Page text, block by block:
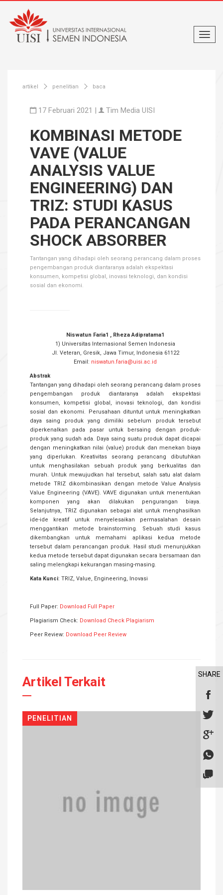
artikel penelitian baca
SHARE
17 Februari 2021 | Tim Media UISI
KOMBINASI METODE
VAVE (VALUE
ANALYSIS VALUE
ENGINEERING) DAN
TRIZ: STUDI KASUS
PADA PERANCANGAN
SHOCK ABSORBER
Tantangan yang dihadapi oleh seorang perancang dalam proses
pengembangan produk diantaranya adalah ekspektasi
konsumen, kompetisi global, inovasi teknologi, dan kondisi
sosial dan ekonomi.
Niswatun Faria1 , Rheza Adipratama1
1) Universitas Internasional Semen Indonesia
Jl. Veteran, Gresik, Jawa Timur, Indonesia 61122
Email: niswatun.faria@uisi.ac.id
Abstrak
Tantangan yang dihadapi oleh seorang perancang dalam proses
pengembangan produk diantaranya adalah ekspektasi
konsumen, kompetisi global, inovasi teknologi, dan kondisi
sosial dan ekonomi. Perusahaan dituntut untuk meningkatkan
daya saing produk yang dimiliki sebelum produk tersebut
diperkenalkan pada pasar untuk bersaing dengan produk-
produk yang sudah ada. Daya saing suatu produk dapat dicapai
dengan meningkatkan nilai (value) produk dan menekan biaya
yang diperlukan. Kreativitas seorang perancang dibutuhkan
untuk menghasilakan sebuah produk yang berkualitas dan
murah. Untuk mewujudkan hal tersebut, salah satu alat dalam
metode TRIZ dikombinasikan dengan metode Value Analysis
Value Engineering (VAVE). VAVE digunakan untuk menentukan
komponen yang akan dilakukan pengurangan biaya.
Selanjutnya, TRIZ digunakan sebagai alat untuk menghasilkan
ide-ide kreatif untuk menyelesaikan permasalahan desain
menggantikan metode brainstorming. Sebuah studi kasus
dikembangkan untuk memahami aplikasi kedua metode
tersebut dalam perancangan produk. Hasil studi menunjukkan
kedua metode tersebut dapat digunakan secara bersamaan dan
saling melengkapi kekurangan masing-masing.
Kata Kunci: TRIZ, Value, Engineering, Inovasi
Full Paper: Download Full Paper
Plagiarism Check: Download Check Plagiarism
Peer Review: Download Peer Review
Artikel Terkait
PENELITIAN